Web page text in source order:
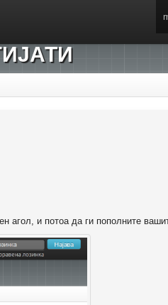
агол, и потоа да ги пополните